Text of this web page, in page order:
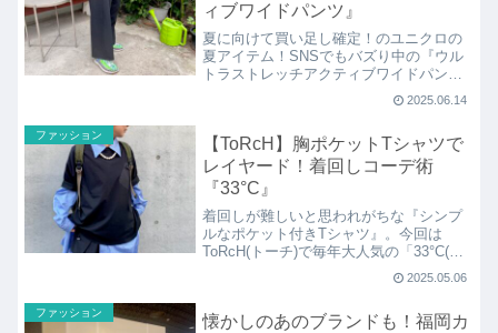
ィブワイドパンツ』
夏に向けて買い足し確定！のユニクロの
夏アイテム！SNSでもバズり中の『ウル
トラストレッチアクティブワイドパン
かけ時、きれいめカジュアルに旅行先に
ポケットに接触冷感、ストレッチにドラ
イ機能も！
2025.06.14
ファッション
【ToRcH】胸ポケットTシャツで
レイヤード！着回しコーデ術
『33°C』
着回しが難しいと思われがちな『シンプ
ルなポケット付きTシャツ』。今回は
ToRcH(トーチ)で毎年大人気の「33°C(サ
Tを使い、ちょっと一癖！周りと差がつく
2025.05.06
ファッション
懐かしのあのブランドも！福岡カ